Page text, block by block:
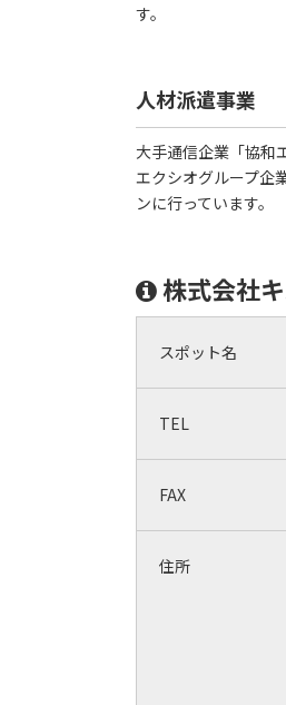
す。
人材派遣事業
大手通信企業「協和
エクシオグループ企
ンに行っています。
株式会社
スポット名
TEL
FAX
住所